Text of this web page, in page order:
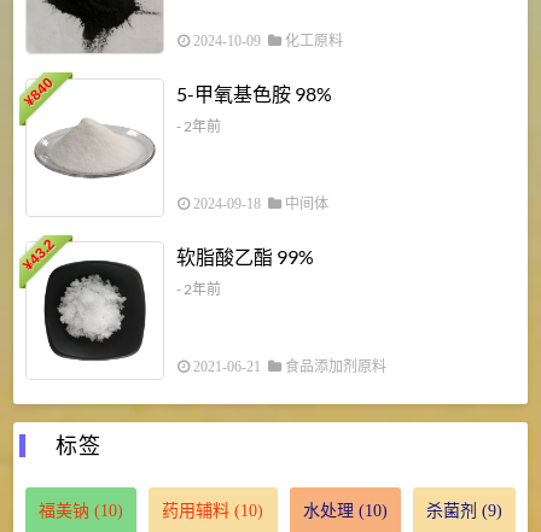
2024-10-09 化工原料
¥
840 5-甲氧基色胺 98%
- 2年前
2024-09-18 中间体
¥
43.2 软脂酸乙酯 99%
- 2年前
2021-06-21 食品添加剂原料
标签
福美钠 (10) 药用辅料 (10) 水处理 (10) 杀菌剂 (9)